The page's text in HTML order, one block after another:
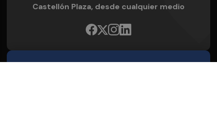
Castellón Plaza, desde cualquier medio